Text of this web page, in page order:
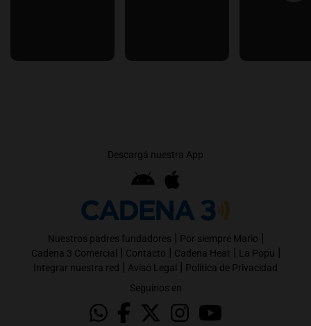
Descargá nuestra App
Nuestros padres fundadores | Por siempre Mario |
Cadena 3 Comercial | Contacto | Cadena Heat | La Popu |
Integrar nuestra red | Aviso Legal | Política de Privacidad
Seguinos en